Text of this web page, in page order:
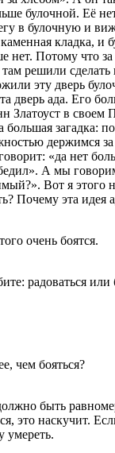
булочной. Её
в булочную и
кладка, и
нет. Потому что
решили сделать
эту дверь
дверь ада. Его
Златоуст в своем
большая загадка:
держимся за
«да нет
А мы
Вот я
Почему эта идея
очень боятся.
радоваться или
чем бояться?
быть
это наскучит.
умереть.